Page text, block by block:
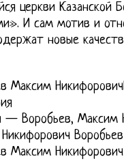
церкви Казанской
И сам мотив и
новые
Максим
— Воробьев, Максим
Максим Никифорович